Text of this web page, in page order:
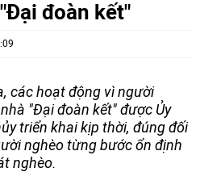
đoàn kết"
các hoạt động vì người
"Đại đoàn kết" được Ủy
triển khai kịp thời, đúng đối
nghèo từng bước ổn định
nghèo.